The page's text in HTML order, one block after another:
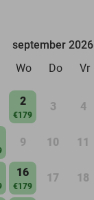
september 2026
Wo Do Vr
2
€179
3 4
9 10 11
16
€179
17 18